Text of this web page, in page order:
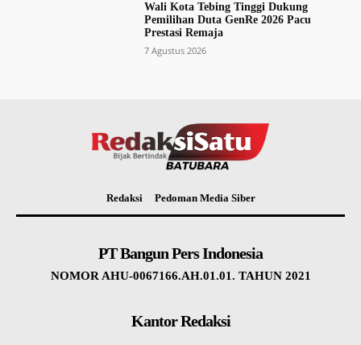
Wali Kota Tebing Tinggi Dukung
Pemilihan Duta GenRe 2026 Pacu
Prestasi Remaja
7 Agustus 2026
Redaksi Pedoman Media Siber
PT Bangun Pers Indonesia
NOMOR AHU-0067166.AH.01.01. TAHUN 2021
Kantor Redaksi